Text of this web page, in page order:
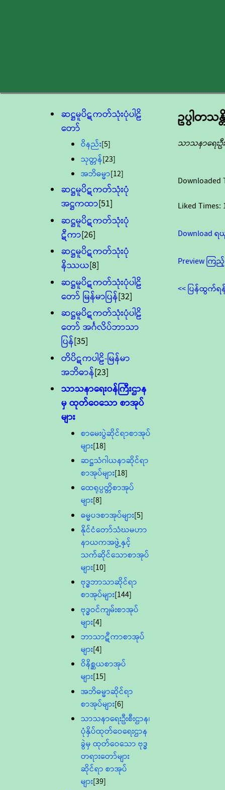
ဆဋ္ဌမူပိဋကတ်သုံးပုံပါဠိ
တော်
ဝိနည်း[5]
သုတ္တန်[23]
အဘိဓမ္မာ[12]
ဆဋ္ဌမူပိဋကတ်သုံးပုံ
အဋ္ဌကထာ[51]
ဆဋ္ဌမူပိဋကတ်သုံးပုံ
ဋီကာ[26]
ဆဋ္ဌမူပိဋကတ်သုံးပုံ
နိဿယ[8]
ဆဋ္ဌမူပိဋကတ်သုံးပုံပါဠိ
တော် မြန်မာပြန်[32]
ဆဋ္ဌမူပိဋကတ်သုံးပုံပါဠိ
တော် အင်္ဂလိပ်ဘာသာ
ပြန်[35]
တိပိဋကပါဠိ-မြန်မာ
အဘိဓာန်[23]
သာသနာရေး၀န်ကြီးဌာန
မှ ထုတ်ဝေသော စာအုပ်
များ
စာမေးပွဲဆိုင်ရာစာအုပ်
များ[18]
ဆဋ္ဌသံဂါယနာဆိုင်ရာ
စာအုပ်များ[18]
ထေရုပ္ပတ္တိစာအုပ်
များ[8]
ဓမ္မပဒစာအုပ်များ[5]
နိုင်ငံတော်သံဃမဟာ
နာယကအဖွဲ့နှင့်
သက်ဆိုင်သောစာအုပ်
များ[10]
ဗုဒ္ဓဘာသာဆိုင်ရာ
စာအုပ်များ[144]
ဗုဒ္ဓဝင်ကျမ်းစာအုပ်
များ[4]
ဘာသာဋီကာစာအုပ်
များ[4]
ဝိနိစ္ဆယစာအုပ်
များ[15]
အဘိဓမ္မာဆိုင်ရာ
စာအုပ်များ[6]
သာသနာရေးဦးစီးဌာန၊
ပုံနှိပ်ထုတ်ဝေရေးဌာန
ခွဲမှ ထုတ်ဝေသော ဗုဒ္ဓ
တရားတော်များ
ဆိုင်ရာ စာအုပ်
များ[39]
ဥပ္ပါတ
သာသနာရေးဦ
Downloaded
Liked Times:
Download
Preview ကြ
<< ပြန်ထွက်ရ